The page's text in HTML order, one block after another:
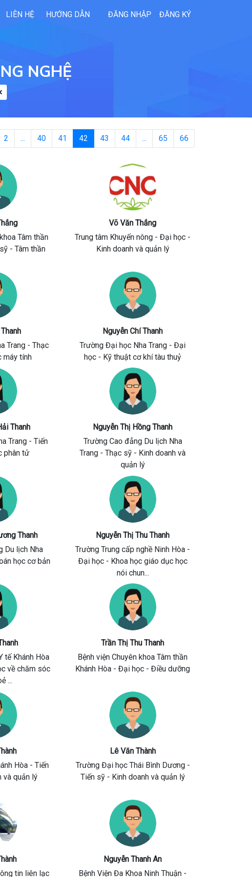
LIÊN HỆ HƯỚNG DẪN ĐĂNG NHẬP ĐĂNG KÝ
NGHỆ
2 ... 40 41 42 43 44 ... 65 66
Tâm thần
- Tâm thần
Võ Văn Thắng
Trung tâm Khuyến nông - Đại học -
Kinh doanh và quản lý
Trang - Thạc
máy tính
Nguyễn Chí Thanh
Trường Đại học Nha Trang - Đại
học - Kỹ thuật cơ khí tàu thuỷ
Thanh
Trang- Tiến
phân tử
Nguyễn Thị Hồng Thanh
Trường Cao đẳng Du lịch Nha
Trang - Thạc sỹ - Kinh doanh và
quản lý
Thanh
Du lịch Nha
học cơ bản
Nguyễn Thị Thu Thanh
Trường Trung cấp nghề Ninh Hòa -
Đại học - Khoa học giáo dục học
nói chun...
tế Khánh Hòa
về chăm sóc
...
Trần Thị Thu Thanh
Bệnh viện Chuyên khoa Tâm thần
Khánh Hòa - Đại học - Điều dưỡng
Hòa - Tiến
và quản lý
Lê Văn Thành
Trường Đại học Thái Bình Dương-
Tiến sỹ - Kinh doanh và quản lý
tin liên lạc
Nguyễn Thanh An
Bệnh Viện Đa Khoa Ninh Thuận -